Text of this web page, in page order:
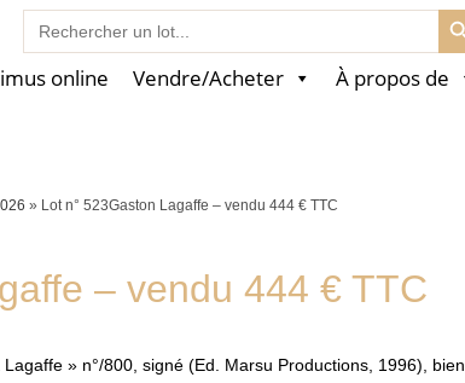
Search
for:
online Vendre/Acheter À propos de
» Lot n° 523Gaston Lagaffe – vendu 444 € TTC
– vendu 444 € TTC
» n°/800, signé (Ed. Marsu Productions, 1996), bien